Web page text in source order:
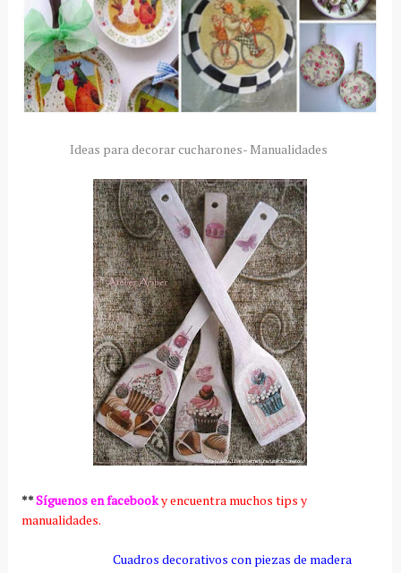
Ideas para decorar cucharones- Manualidades
**Síguenos en facebooky encuentra muchos tips y
manualidades.
Cuadros decorativos con piezas de madera